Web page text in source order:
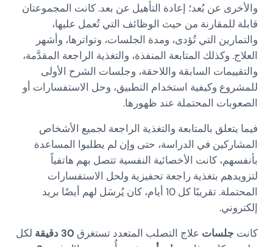
والأخرى عن بُعد؛ إعادة التأهيل عن بعد. كانت المجموعتان
قابلة للمقارنة من حيث الوظائف التي تُعمل عليها،
والتمارين التي تُؤدى، ومدة الجلسات، وتواترها، وأشهر
العلاج. وكذلك المتابعة المنفذة، والتغذية الراجعة المقدَّمة،
والتقييمات السابقة واللاحقة، وجلسات الشرح الأولى
للمشروع وكيفية استخدام التطبيق، وحل الاستفسارات أو
الصعوبات المحتملة عند ظهورها.
فيما يتعلق بالمتابعة والتغذية الراجعة لجميع الأشخاص
المشاركين في الدراسة، حتى وإن لم يطلبوا المساعدة
بأنفسهم، كانت الأخصائية النفسية تتصل بهم هاتفياً
لتزويدهم بتغذية راجعة تحفيزية ولحل الاستفسارات
المحتملة. تقريبًا كل 10 أيام، كان يُرسَل لهم أيضًا بريد
إلكتروني.
كانت جلسات علاج التصلب المتعدد تستغرق 30 دقيقة
لكل